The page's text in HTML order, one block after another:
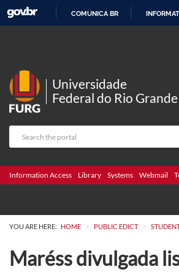
COMUNICA BR
Universidade
Federal do Rio Grande
Information Access Library Systems Webmail
YOU ARE HERE: HOME > PUBLIC EDICT >
Maréss divulgada